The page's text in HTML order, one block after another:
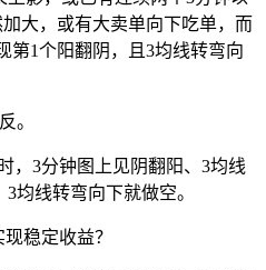
大，或有大卖单向下吃单，而
第1个阳翻阴，且3均线转弯向
。
，3分钟图上见阴翻阳、3均线
均线转弯向下就做空。
稳定收益？